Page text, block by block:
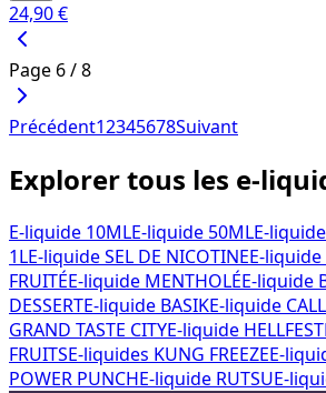
24,90 €
Page 6/8
Précédent12345678Suivant
Explorer tous les e-
E-liquide 10MLE-liquide 50MLE-
1LE-liquide SEL DE NICOTINEE-liquide
FRUITÉE-liquide MENTHOLÉE-liquide
DESSERTE-liquide BASIKE-liquide
GRAND TASTE CITYE-liquide HELLFEST
FRUITSE-liquides KUNG FREEZEE-
POWER PUNCHE-liquide RUTSUE-